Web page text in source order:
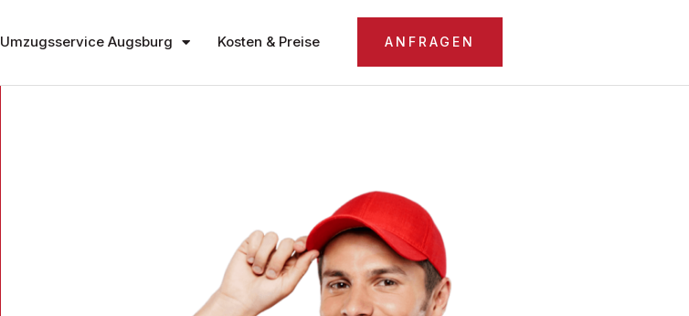
Umzugsservice Augsburg Kosten & Preise ANFRAGEN